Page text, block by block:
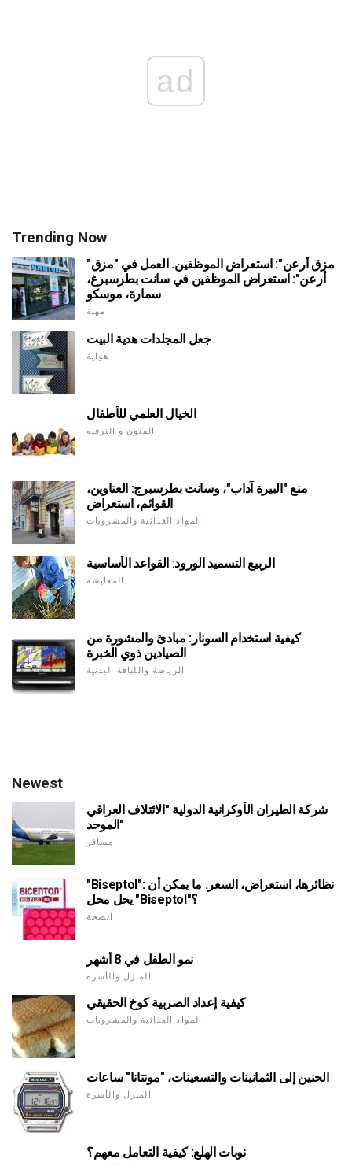
ad
Trending Now
"مزق أرعن": استعراض الموظفين. العمل في "مزق
أرعن": استعراض الموظفين في سانت بطرسبرغ،
سمارة، موسكو
مهنة
جعل المجلدات هدية البيت
هواية
الخيال العلمي للأطفال
الفنون و الترفيه
منع "البيرة آداب"، وسانت بطرسبرج: العناوين،
القوائم، استعراض
المواد الغذائية والمشروبات
الربيع التسميد الورود: القواعد الأساسية
المعايشة
كيفية استخدام السونار: مبادئ والمشورة من
الصيادين ذوي الخبرة
الرياضة واللياقة البدنية
Newest
شركة الطيران الأوكرانية الدولية "الائتلاف العراقي
الموحد"
مسافر
"Biseptol": نظائرها، استعراض، السعر. ما يمكن أن
يحل محل "Biseptol"؟
الصحة
نمو الطفل في 8 أشهر
المنزل والأسرة
كيفية إعداد الصربية كوخ الحقيقي
المواد الغذائية والمشروبات
الحنين إلى الثمانينات والتسعينات، "مونتانا" ساعات
المنزل والأسرة
نوبات الهلع: كيفية التعامل معهم؟